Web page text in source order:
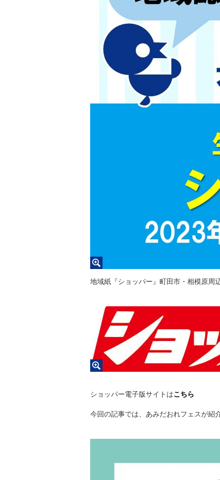
地域紙『ショッパー』町田市・相模原周
ショッパー電子版サイトはこちら
今回の記事では、あみだおれフェスが紹